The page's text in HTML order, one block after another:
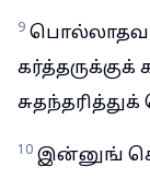
9
கர்த்தருக்குக்
10 இன்னுங்